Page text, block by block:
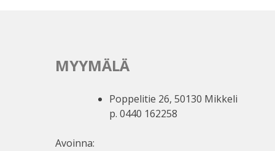
MYYMÄLÄ
Poppelitie 26, 50130 Mikkeli
p. 0440 162258
Avoinna: